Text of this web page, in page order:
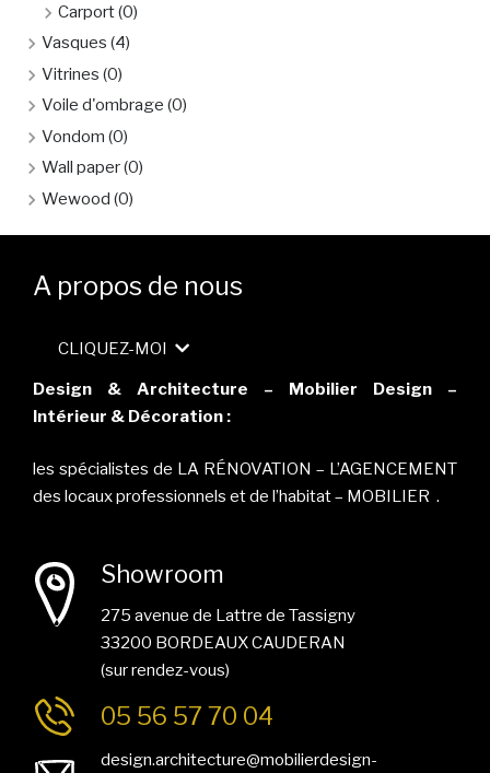
Carport(0)
Vasques (4)
Vitrines (0)
Voile d'ombrage (0)
Vondom (0)
Wall paper(0)
Wewood (0)
A propos de nous
CLIQUEZ-MOI
Design & Architecture – Mobilier Design –
Intérieur & Décoration :
les spécialistes de LA RÉNOVATION – L’AGENCEMENT
des locaux professionnels et de l’habitat – MOBILIER .
Showroom
275 avenue de Lattre de Tassigny
33200 BORDEAUX CAUDERAN
(sur rendez-vous)
05 56 57 70 04
design.architecture@mobilierdesign-